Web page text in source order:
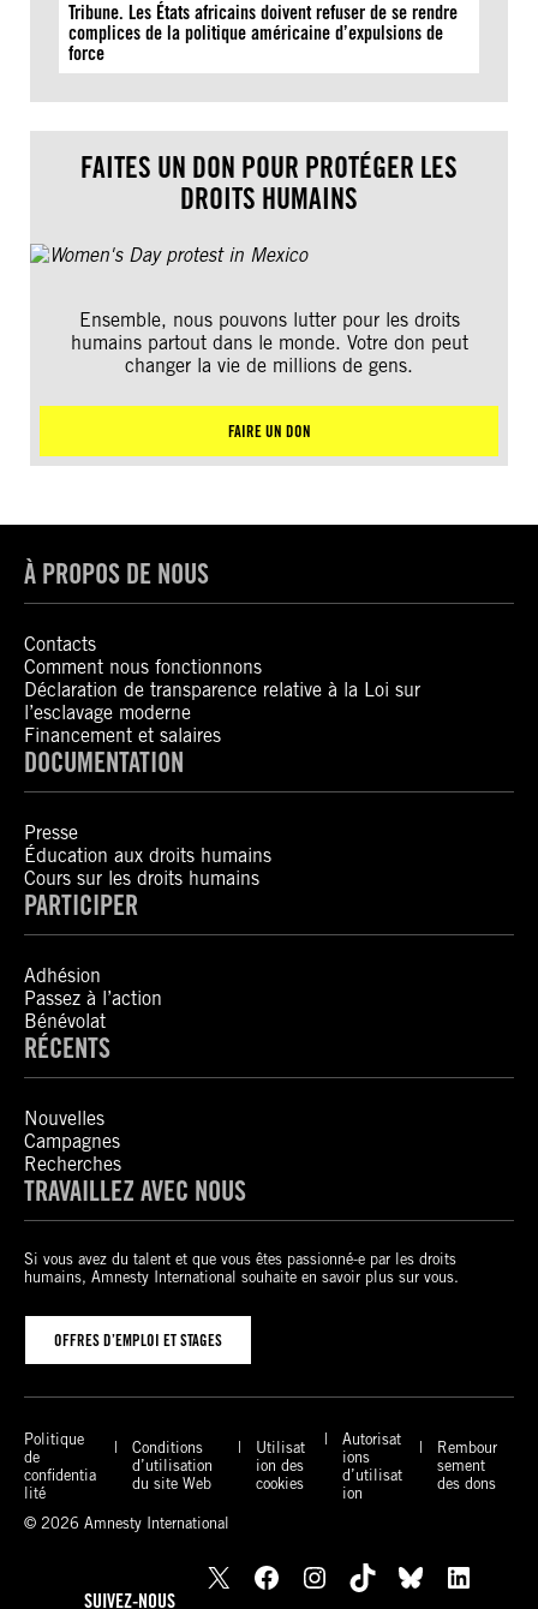
Tribune. Les États africains doivent refuser de se rendre
complices de la politique américaine d’expulsions de
force
FAITES UN DON POUR PROTÉGER LES
DROITS HUMAINS
Ensemble, nous pouvons lutter pour les droits
humains partout dans le monde. Votre don peut
changer la vie de millions de gens.
FAIRE UN DON
À PROPOS DE NOUS
Contacts
Comment nous fonctionnons
Déclaration de transparence relative à la Loi sur
l’esclavage moderne
Financement et salaires
DOCUMENTATION
Presse
Éducation aux droits humains
Cours sur les droits humains
PARTICIPER
Adhésion
Passez à l’action
Bénévolat
RÉCENTS
Nouvelles
Campagnes
Recherches
TRAVAILLEZ AVEC NOUS
Si vous avez du talent et que vous êtes passionné-e par les droits
humains, Amnesty International souhaite en savoir plus sur vous.
OFFRES D’EMPLOI ET STAGES
Politique
de
confidentia
lité
Conditions
d’utilisation
du site Web
Utilisat
ion des
cookies
Autorisat
ions
d’utilisat
ion
Rembour
sement
des dons
© 2026 Amnesty International
SUIVEZ-NOUS
X Facebook Instagram TikTok Bluesky
LinkedIn